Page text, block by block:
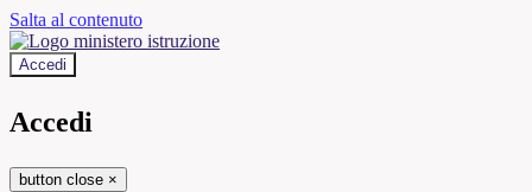
Salta al contenuto
Accedi
Accedi
button close ×